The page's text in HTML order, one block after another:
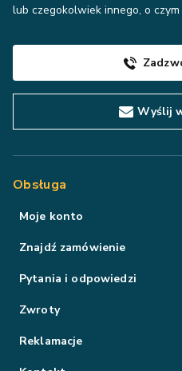
lub czegokolwiek innego, o
Wyślij
Obsługa
Moje konto
Znajdź zamówienie
Pytania i odpowiedzi
Zwroty
Reklamacje